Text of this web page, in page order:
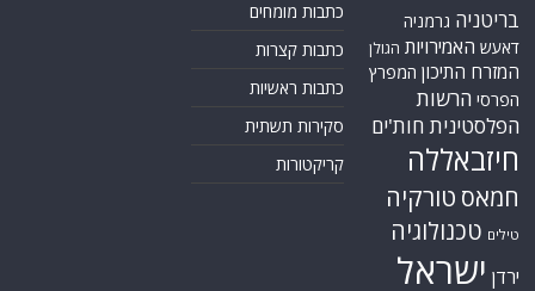
סעודיהעזה
עירק צבא סוריה חופשי
צרפת קונייטרה
קורונה קטאר
רוסיה רפואה
שיעים תוכנית הגרעין
תימן